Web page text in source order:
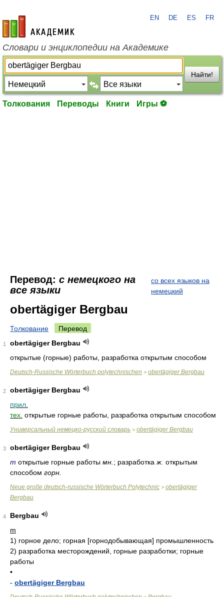
academic.ru
EN DE ES FR
Словари и энциклопедии на Академике
Найти!
Толкования Переводы Книги Игры ⚽
Перевод: с немецкого на
все языки
со всех языков на
немецкий
obertägiger Bergbau
Толкование Перевод
1
obertägiger Bergbau
открытые (горные) работы, разработка открытым способом
Deutsch-Russische Wörterbuch polytechnischen > obertägiger Bergbau
2
obertägiger Bergbau
прил.
тех. открытые горные работы, разработка открытым способом
Универсальный немецко-русский словарь > obertägiger Bergbau
3
obertägiger Bergbau
m открытые горные работы мн. ; разработка ж. открытым
способом горн.
Neue große deutsch-russische Wörterbuch Polytechnic > obertägiger
Bergbau
4
Bergbau
m
1) горное дело; горная [горнодобывающая] промышленность
2) разработка месторождений, горные разработки; горные
работы
•
- obertägiger Bergbau